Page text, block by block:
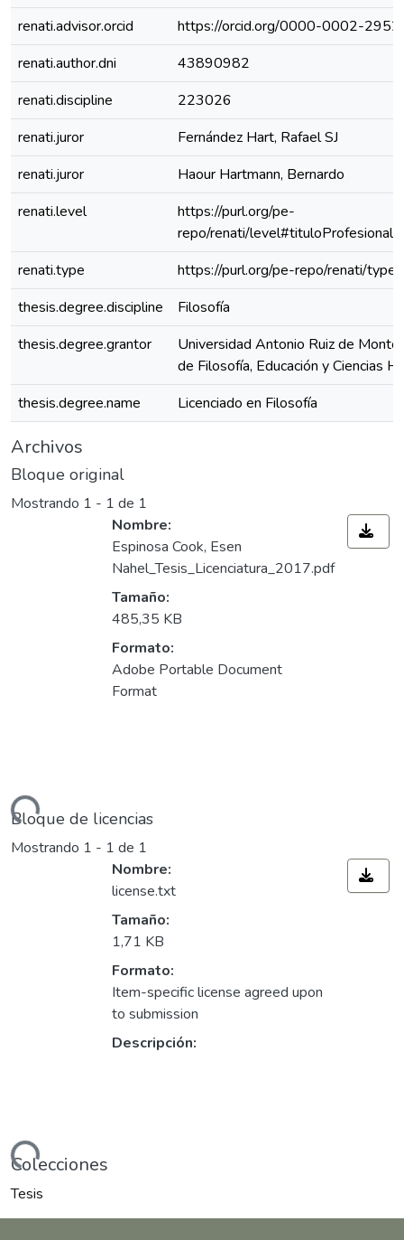
renati.advisor.orcid
https://orcid.org/0000-0002-
renati.author.dni
43890982
renati.discipline
223026
renati.juror
Fernández Hart, Rafael SJ
renati.juror
Haour Hartmann, Bernardo
renati.level
https://purl.org/pe-
repo/renati/level#tituloProfesional
renati.type
https://purl.org/pe-repo/renati/
thesis.degree.discipline
Filosofía
thesis.degree.grantor
Universidad Antonio Ruiz de
de Filosofía, Educación y Ciencias
thesis.degree.name
Licenciado en Filosofía
Archivos
Bloque original
Mostrando 1 - 1 de 1
Nombre:
Espinosa Cook, Esen
Nahel_Tesis_Licenciatura_2017.pdf
Tamaño:
485,35 KB
Formato:
Adobe Portable Document
Format
Bloque de licencias
Mostrando 1 - 1 de 1
Nombre:
license.txt
Tamaño:
1,71 KB
Formato:
Item-specific license agreed upon
to submission
Descripción:
Colecciones
Tesis